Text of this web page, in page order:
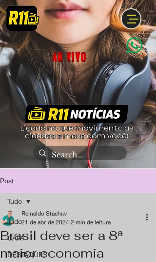
Ligado no que movimenta as
cidades e mexe com você!
Post
Tudo
CAPA
DESTAQUES
Tudo
Brasil deve ser a 8ª
maior economia
Reinaldo Stachiw
21 de abr. de 2024 2 min de leitura